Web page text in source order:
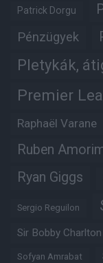
Patrick Dorgu
Pénzügyek
Pletykák,
Premier
Raphaël Varane
Ruben
Ryan Giggs
Sergio Reguilon
Sir Bobby Charlton
Sofyan Amrabat